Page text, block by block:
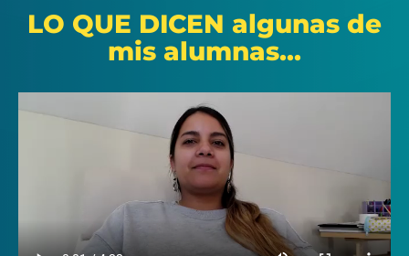
LO QUE DICEN algunas de
mis alumnas...